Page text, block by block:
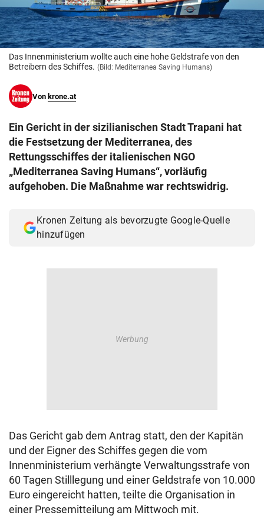
© Krone Multimedia GmbH & Co KG 2026
Muthgasse 2, 1190 Wien
Das Innenministerium wollte auch eine hohe Geldstrafe von den
Betreibern des Schiffes. (Bild: Mediterranea Saving Humans)
Von krone.at
Ein Gericht in der sizilianischen Stadt Trapani hat
die Festsetzung der Mediterranea, des
Rettungsschiffes der italienischen NGO
„Mediterranea Saving Humans“, vorläufig
aufgehoben. Die Maßnahme war rechtswidrig.
Kronen Zeitung als bevorzugte Google-Quelle
hinzufügen
Das Gericht gab dem Antrag statt, den der Kapitän
und der Eigner des Schiffes gegen die vom
Innenministerium verhängte Verwaltungsstrafe von
60 Tagen Stilllegung und einer Geldstrafe von 10.000
Euro eingereicht hatten, teilte die Organisation in
einer Pressemitteilung am Mittwoch mit.